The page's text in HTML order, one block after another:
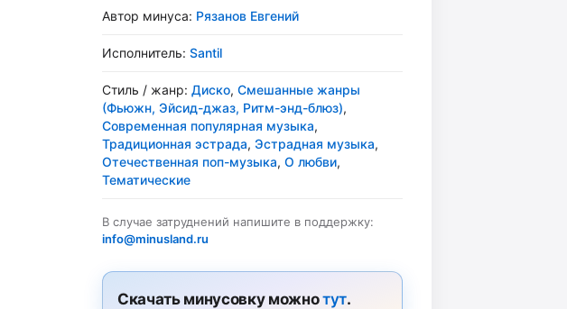
Автор минуса: Рязанов Евгений
Исполнитель: Santil
Стиль / жанр: Диско, Смешанные жанры
(Фьюжн, Эйсид-джаз, Ритм-энд-блюз),
Современная популярная музыка,
Традиционная эстрада, Эстрадная музыка,
Отечественная поп-музыка, О любви,
Тематические
В случае затруднений напишите в поддержку:
info@minusland.ru
Скачать минусовку можнотут.